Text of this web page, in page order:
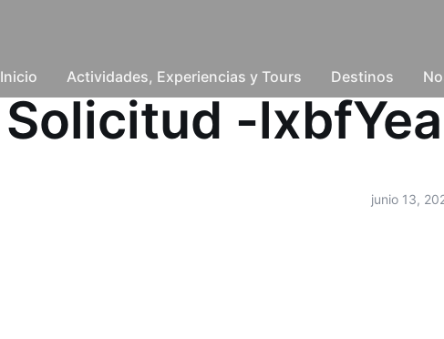
Inicio Actividades, Experiencias y Tours Destinos
Solicitud -
junio 13,